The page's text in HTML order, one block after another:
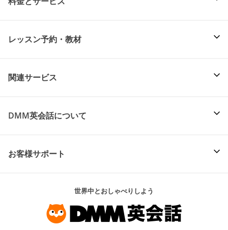
レッスン予約・教材
関連サービス
DMM英会話について
お客様サポート
世界中とおしゃべりしよう